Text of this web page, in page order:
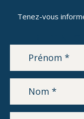
Tenez-vous